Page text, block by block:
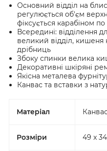
Основний відділ на
регулюється об'єм
фіксується карабіном
Всередині: відділення
великий відділ, кишеня
дрібниць
Збоку спинки велика
Декоративні шкіряні
Якісна металева
Канвас та вставки з
Матеріал
Розміри 49 x